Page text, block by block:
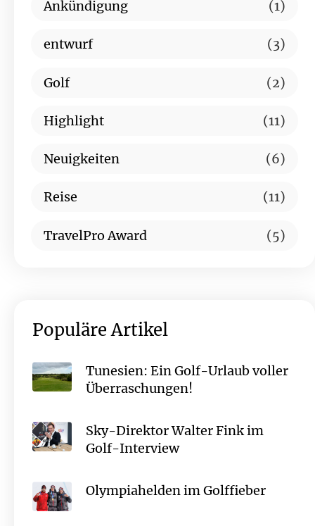
Ankündigung (1)
entwurf (3)
Golf (2)
Highlight (11)
Neuigkeiten (6)
Reise (11)
TravelPro Award (5)
Populäre Artikel
Tunesien: Ein Golf-Urlaub voller
Überraschungen!
Sky-Direktor Walter Fink im
Golf-Interview
Olympiahelden im Golffieber